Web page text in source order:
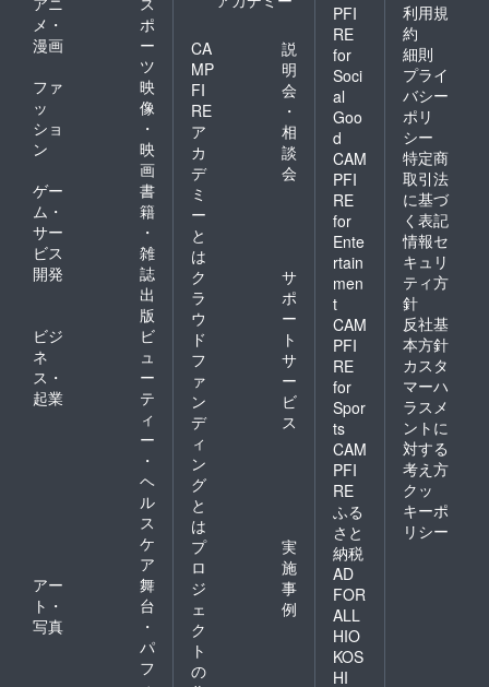
メ・
漫画
ポ
ー
ツ
ファ
ッ
ショ
ン
映
像
・
映
画
ゲー
ム・
サー
ビス
開発
書
籍
・
雑
誌
出
版
ビジ
ネ
ス・
起業
ビ
ュ
ー
テ
ィ
ー
・
ヘ
ル
ス
ケ
ア
アー
ト・
写真
舞
台
・
パ
フ
CA
MP
FI
RE
ア
カ
デ
ミ
ー
と
は
説
明
会
・
相
談
会
ク
ラ
ウ
ド
フ
ァ
ン
デ
ィ
ン
グ
と
は
サ
ポ
ー
ト
サ
ー
ビ
ス
プ
ロ
ジ
ェ
ク
ト
の
実
施
事
例
PFI
RE
for
Soci
al
Goo
d
CAM
PFI
RE
for
Ente
rtain
men
t
CAM
PFI
RE
for
Spor
ts
CAM
PFI
RE
ふる
さと
納税
AD
FOR
ALL
HIO
KOS
HI
利用規
約
細則
プライ
バシー
ポリ
シー
特定商
取引法
に基づ
く表記
情報セ
キュリ
ティ方
針
反社基
本方針
カスタ
マーハ
ラスメ
ントに
対する
考え方
クッ
キーポ
リシー